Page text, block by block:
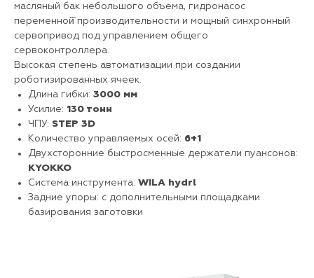
масляный бак небольшого объема, гидронасос
переменной̆ производительности и мощный синхронный
сервопривод под управлением общего
сервоконтроллера.
Высокая степень автоматизации при создании
роботизированных ячеек.
Длина гибки: 3000 мм
Усилие: 130 тонн
ЧПУ: STEP 3D
Количество управляемых осей: 6+1
Двухсторонние быстросменные держатели пуансонов:
KYOKKO
Система инструмента: WILA hydrl
Задние упоры: с дополнительными площадками
базирования заготовки